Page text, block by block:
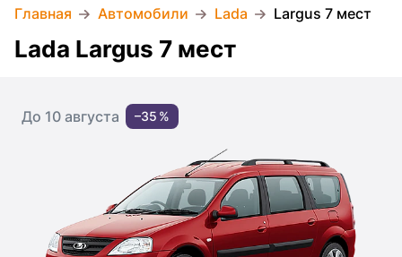
Главная Автомобили Lada Largus 7 мест
Lada Largus 7 мест
До 10 августа –35 %